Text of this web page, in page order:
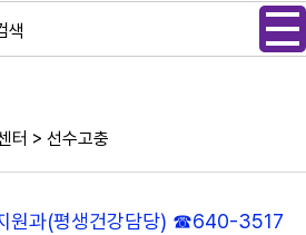
색
터 > 선수고충
원과(평생건강담당) ☎640-3517